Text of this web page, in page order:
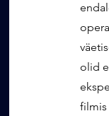
olid
filmis